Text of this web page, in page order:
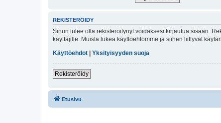
REKISTERÖIDY
Sinun tulee olla rekisteröitynyt voidaksesi kirjautua sisään.
käyttäjille. Muista lukea käyttöehtomme ja siihen liittyvät
Käyttöehdot
Yksityisyyden suoja
Rekisteröidy
Etusivu